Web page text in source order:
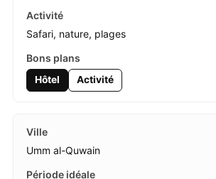
Safari, nature, plages
Hôtel Activité
Umm al-Quwain